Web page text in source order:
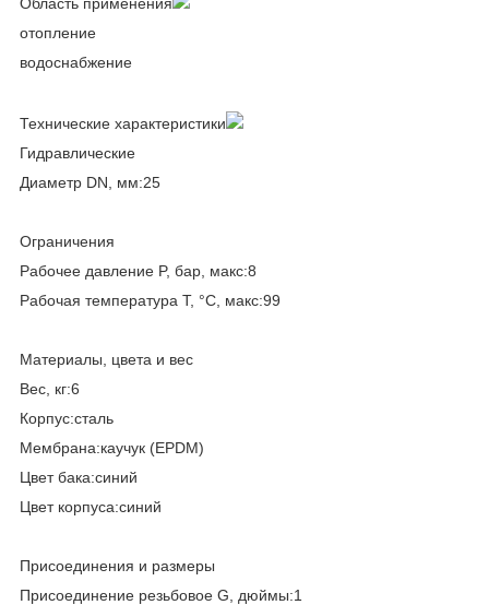
отопление
водоснабжение
Технические характеристики
Гидравлические
Диаметр DN, мм:25
Ограничения
Рабочее давление P, бар, макс:8
Рабочая температура T, °C, макс:99
Материалы, цвета и вес
Вес, кг:6
Корпус:сталь
Мембрана:каучук (EPDM)
Цвет бака:синий
Цвет корпуса:синий
Присоединения и размеры
Присоединение резьбовое G, дюймы:1